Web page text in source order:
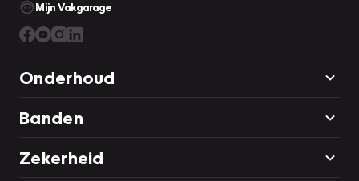
Mijn Vakgarage
Onderhoud
Banden
Zekerheid